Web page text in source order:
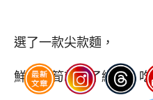
選了一款尖款麵，
鮮蝦蘆筍就選了細麵，